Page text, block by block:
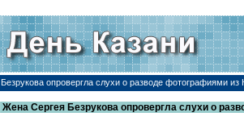
опровергла слухи о разводе фотографиями из
Жена Сергея Безрукова опровергла слухи о